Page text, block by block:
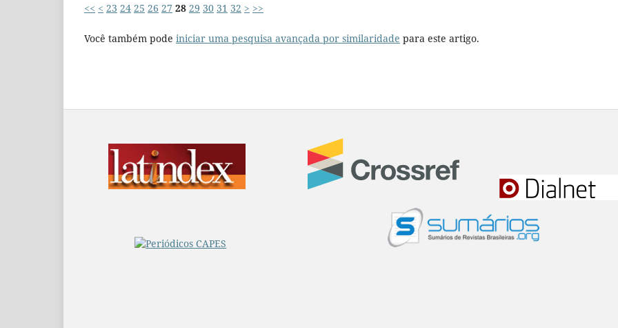
<< < 23 24 25 26 27 28 29 30 31 32 > >>
Você também pode iniciar uma pesquisa avançada por similaridade para este artigo.